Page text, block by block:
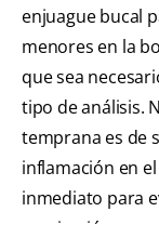
enjuague bucal
menores en la
que sea
tipo de análisis.
temprana es de
inflamación en
inmediato para